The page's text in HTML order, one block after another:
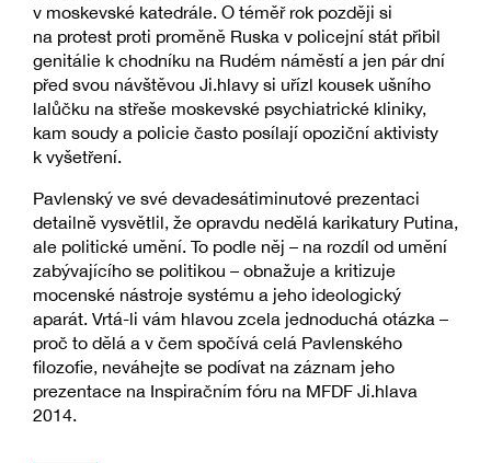
v moskevské katedrále. O téměř rok později si
na protest proti proměně Ruska v policejní stát přibil
genitálie k chodníku na Rudém náměstí a jen pár dní
před svou návštěvou Ji.hlavy si uřízl kousek ušního
lalůčku na střeše moskevské psychiatrické kliniky,
kam soudy a policie často posílají opoziční aktivisty
k vyšetření.
Pavlenský ve své devadesátiminutové prezentaci
detailně vysvětlil, že opravdu nedělá karikatury Putina,
ale politické umění. To podle něj – na rozdíl od umění
zabývajícího se politikou – obnažuje a kritizuje
mocenské nástroje systému a jeho ideologický
aparát. Vrtá-li vám hlavou zcela jednoduchá otázka –
proč to dělá a v čem spočívá celá Pavlenského
filozofie, neváhejte se podívat na záznam jeho
prezentace na Inspiračním fóru na MFDF Ji.hlava
2014.